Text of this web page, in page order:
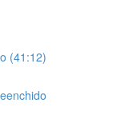
(41:12)